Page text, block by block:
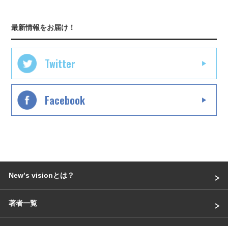
最新情報をお届け！
Twitter
Facebook
Newʼs visionとは？
著者一覧